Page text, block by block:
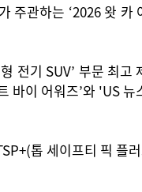
관하는 ‘2026 왓 카
전기 SUV’ 부문 최고
바이 어워즈’와 'US 뉴
톱 세이프티 픽 플